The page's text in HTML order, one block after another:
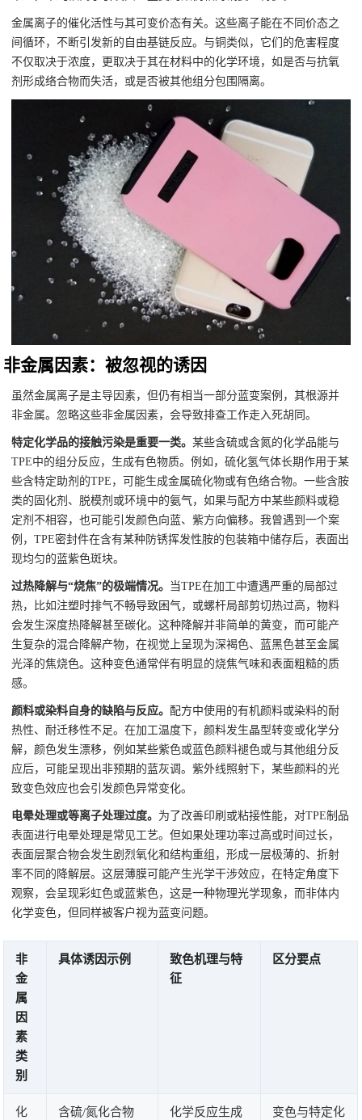
金属离子的催化活性与其可变价态有关。这些离子能在不同价态之
间循环，不断引发新的自由基链反应。与铜类似，它们的危害程度
不仅取决于浓度，更取决于其在材料中的化学环境，如是否与抗氧
剂形成络合物而失活，或是否被其他组分包围隔离。
非金属因素：被忽视的诱因
虽然金属离子是主导因素，但仍有相当一部分蓝变案例，其根源并
非金属。忽略这些非金属因素，会导致排查工作走入死胡同。
特定化学品的接触污染是重要一类。某些含硫或含氮的化学品能与
TPE中的组分反应，生成有色物质。例如，硫化氢气体长期作用于某
些含特定助剂的TPE，可能生成金属硫化物或有色络合物。一些含胺
类的固化剂、脱模剂或环境中的氨气，如果与配方中某些颜料或稳
定剂不相容，也可能引发颜色向蓝、紫方向偏移。我曾遇到一个案
例，TPE密封件在含有某种防锈挥发性胺的包装箱中储存后，表面出
现均匀的蓝紫色斑块。
过热降解与“烧焦”的极端情况。
当TPE在加工中遭遇严重的局部过
热，比如注塑时排气不畅导致困气，或螺杆局部剪切热过高，物料
会发生深度热降解甚至碳化。这种降解并非简单的黄变，而可能产
生复杂的混合降解产物，在视觉上呈现为深褐色、蓝黑色甚至金属
光泽的焦烧色。这种变色通常伴有明显的烧焦气味和表面粗糙的质
感。
颜料或染料自身的缺陷与反应。配方中使用的有机颜料或染料的耐
热性、耐迁移性不足。在加工温度下，颜料发生晶型转变或化学分
解，颜色发生漂移，例如某些紫色或蓝色颜料褪色或与其他组分反
应后，可能呈现出非预期的蓝灰调。紫外线照射下，某些颜料的光
致变色效应也会引发颜色异常变化。
电晕处理或等离子处理过度。 为了改善印刷或粘接性能，对TPE制品
表面进行电晕处理是常见工艺。但如果处理功率过高或时间过长，
表面层聚合物会发生剧烈氧化和结构重组，形成一层极薄的、折射
率不同的降解层。这层薄膜可能产生光学干涉效应，在特定角度下
观察，会呈现彩虹色或蓝紫色，这是一种物理光学现象，而非体内
化学变色，但同样被客户视为蓝变问题。
非
金
属
因
素
类
别
具体诱因示例
致色机理与特
征
区分要点
化 含硫/氮化合物 化学反应生成 变色与特定化